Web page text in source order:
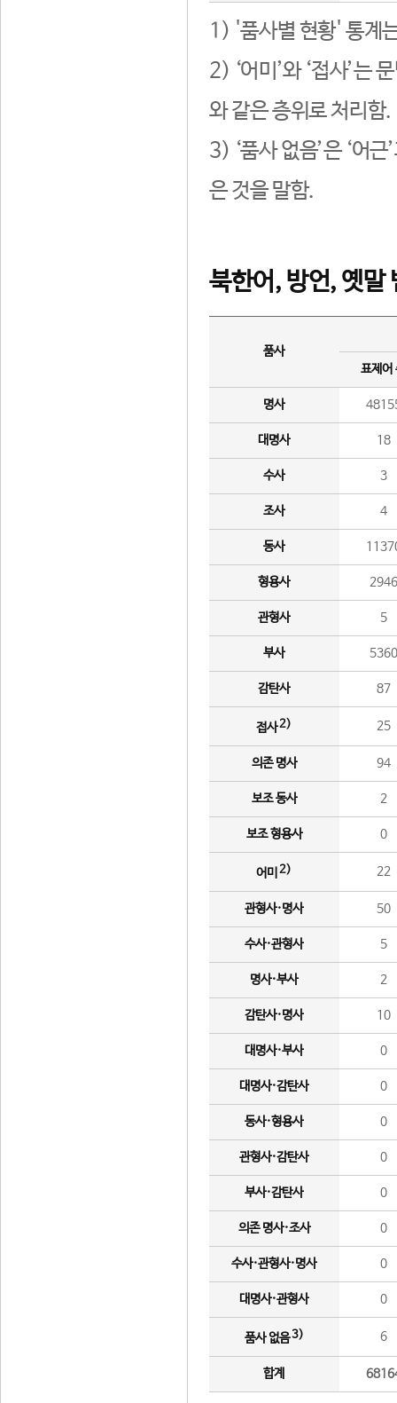
1) '품사별 현황' 통계
2) ‘어미’와 ‘접사’는
와 같은 층위로 처리함.
3) ‘품사 없음’은 ‘어
은 것을 말함.
북한어, 방언, 옛말
품사
표제어
명사
대명사 18
수사 3
조사 4
동사
형용사 2946
관형사 5
부사 5360
감탄사 87
접사2) 25
의존 명사 94
보조 동사 2
보조 형용사 0
어미 2) 22
관형사·명사 50
수사·관형사 5
명사·부사 2
감탄사·명사 10
대명사·부사 0
대명사·감탄사 0
동사·형용사 0
관형사·감탄사 0
부사·감탄사 0
의존 명사·조사 0
수사·관형사·명사 0
대명사·관형사 0
품사 없음3) 6
합계